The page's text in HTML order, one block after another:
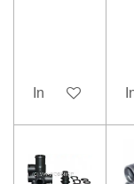
In winkelwagen